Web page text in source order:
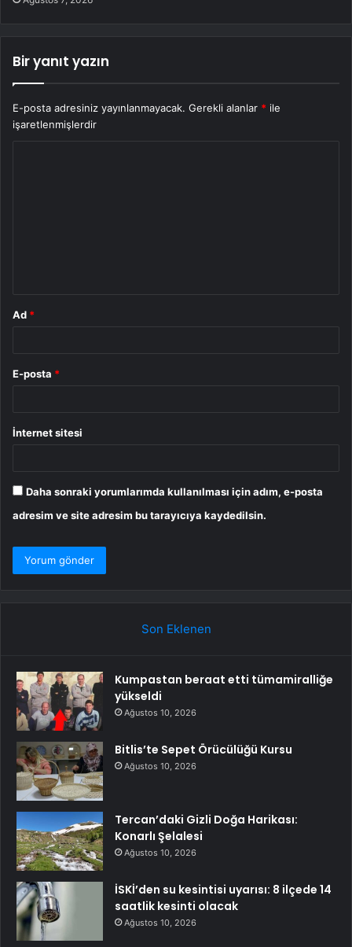
Bir yanıt yazın
E-posta adresiniz yayınlanmayacak. Gerekli alanlar * ile
işaretlenmişlerdir
Ad *
E-posta *
İnternet sitesi
Daha sonraki yorumlarımda kullanılması için adım, e-posta
adresim ve site adresim bu tarayıcıya kaydedilsin.
Son Eklenen
Kumpastan beraat etti tümamiralliğe
yükseldi
Ağustos 10, 2026
Bitlis’te Sepet Örücülüğü Kursu
Ağustos 10, 2026
Tercan’daki Gizli Doğa Harikası:
Konarlı Şelalesi
Ağustos 10, 2026
İSKİ’den su kesintisi uyarısı: 8 ilçede 14
saatlik kesinti olacak
Ağustos 10, 2026